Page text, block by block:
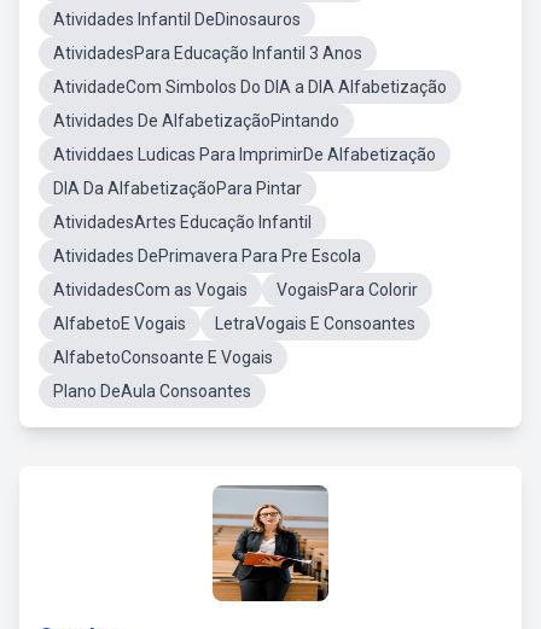
Atividades Infantil DeDinosauros
AtividadesPara Educação Infantil 3 Anos
AtividadeCom Simbolos Do DIA a DIA Alfabetização
Atividades De AlfabetizaçãoPintando
Atividdaes Ludicas Para ImprimirDe Alfabetização
DIA Da AlfabetizaçãoPara Pintar
AtividadesArtes Educação Infantil
Atividades DePrimavera Para Pre Escola
AtividadesCom as Vogais
VogaisPara Colorir
AlfabetoE Vogais
LetraVogais E Consoantes
AlfabetoConsoante E Vogais
Plano DeAula Consoantes